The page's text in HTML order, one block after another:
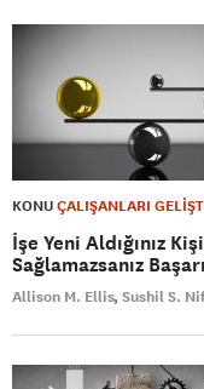
KONUÇALIŞANLARI
İşe Yeni Aldığınız
Sağlamazsanız
Allison M. Ellis Sushil S.